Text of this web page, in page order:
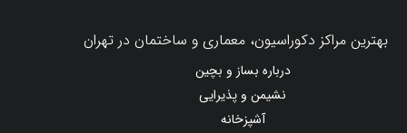
بهترین مراکز دکوراسیون، معماری و ساختمان در تهران
درباره بساز و بچین
نشیمن و پذیرایی
آشپزخانه